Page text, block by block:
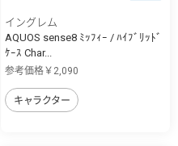
イングレム
AQUOS sense8 ﾐｯﾌｨｰ / ﾊｲﾌﾞﾘｯﾄﾞ
ｹｰｽ Char...
参考価格￥2,090
キャラクター